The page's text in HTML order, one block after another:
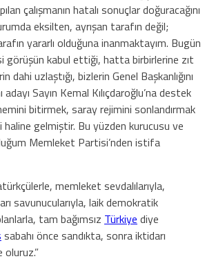
çalışmanın hatalı sonuçlar doğuracağını
eksilten, ayrışan tarafın değil;
yararlı olduğuna inanmaktayım. Bugün
görüşün kabul ettiği, hatta birbirlerine zıt
uzlaştığı, bizlerin Genel Başkanlığını
adayı Sayın Kemal Kılıçdaroğlu’na destek
bitirmek, saray rejimini sonlandırmak
gelmiştir. Bu yüzden kurucusu ve
Memleket Partisi’nden istifa
memleket sevdalılarıyla,
savunucularıyla, laik demokratik
tam bağımsız Türkiye diye
sabahı önce sandıkta, sonra iktidarı
oluruz.”